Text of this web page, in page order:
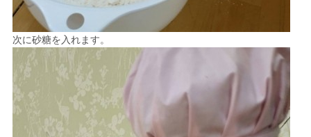
次に砂糖を入れます。